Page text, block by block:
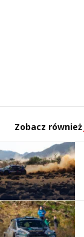
Zobacz również